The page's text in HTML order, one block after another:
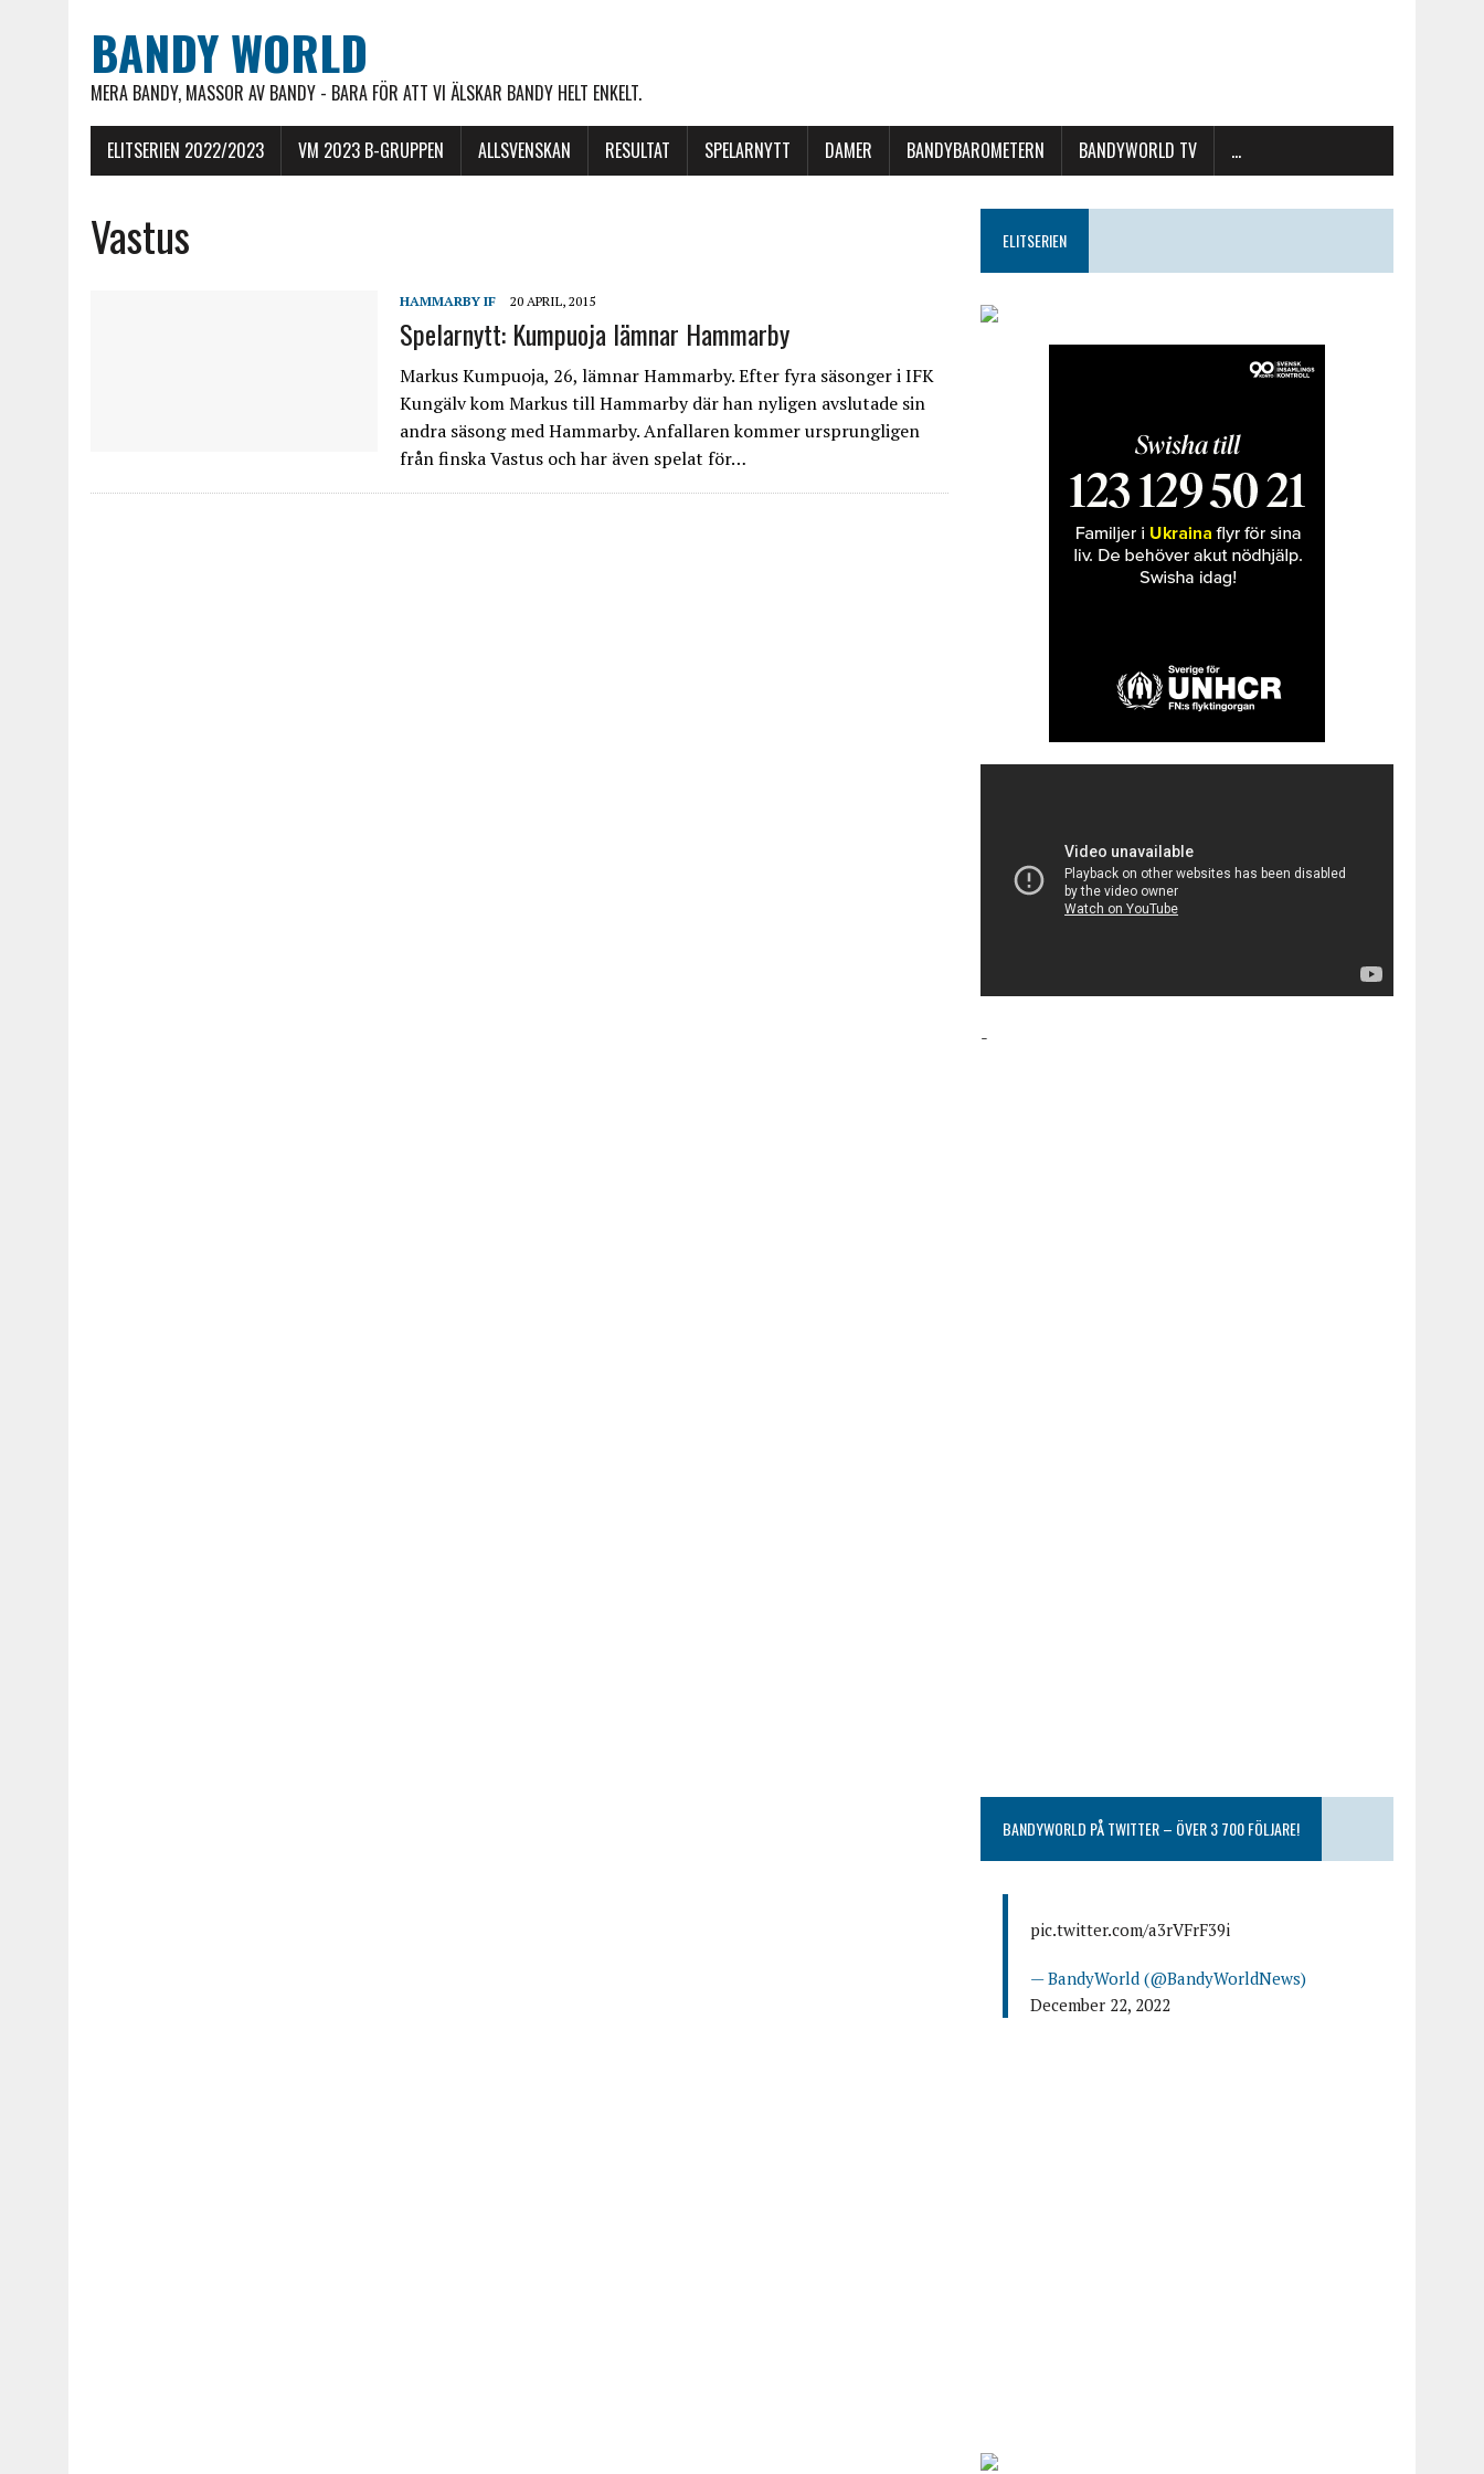
BANDY WORLD
MERA BANDY, MASSOR AV BANDY - BARA FÖR ATT VI ÄLSKAR BANDY HELT ENKELT.
ELITSERIEN 2022/2023 VM 2023 B-GRUPPEN ALLSVENSKAN RESULTAT SPELARNYTT DAMER BANDYBAROMETERN BANDYWORLD TV …
Vastus
HAMMARBY IF 20 APRIL, 2015
Spelarnytt: Kumpuoja lämnar Hammarby
Markus Kumpuoja, 26, lämnar Hammarby. Efter fyra säsonger i IFK
Kungälv kom Markus till Hammarby där han nyligen avslutade sin
andra säsong med Hammarby. Anfallaren kommer ursprungligen
från finska Vastus och har även spelat för…
ELITSERIEN
-
BANDYWORLD PÅ TWITTER – ÖVER 3 700 FÖLJARE!
pic.twitter.com/a3rVFrF39i
— BandyWorld (@BandyWorldNews)
December 22, 2022